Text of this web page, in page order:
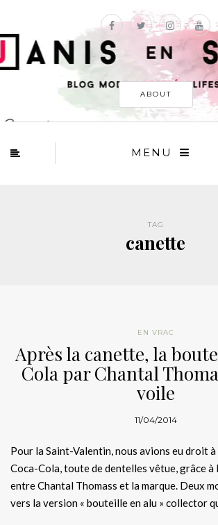
ABOUT
MENU
TAG
canette
EN VRAC
Après la canette, la
Cola par Chantal
voile
11/04/2014
Pour la Saint-Valentin, nous avions eu droit
Coca-Cola, toute de dentelles vêtue, grâce
entre Chantal Thomass et la marque. Deux
vers la version « bouteille en alu » collector